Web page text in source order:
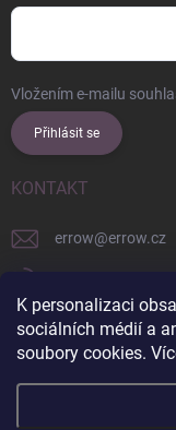
K personalizaci
sociálních médií a
soubory cookies.
Vložením e-mailu
Přihlásit se
KONTAKT
errow@errow.cz
explore/